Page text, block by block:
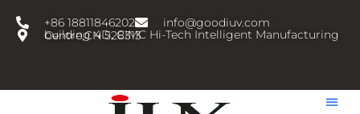
+86 18811846202
info@goodiuv.com
building 4D, CIMC Hi-Tech Intelligent Manufacturing Centre,CN 528313